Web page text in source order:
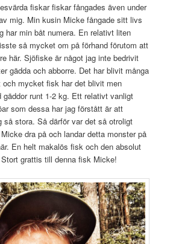
fiskar fiskar fångades även under
mig. Min kusin Micke fångade sitt livs
har min båt numera. En relativt liten
så mycket om på förhand förutom att
här. Sjöfiske är något jag inte bedrivit
gädda och abborre. Det har blivit många
och mycket fisk har det blivit men
runt 1-2 kg. Ett relativt vanligt
som dessa har jag förstått är att
så stora. Så därför var det så otroligt
dra på och landar detta monster på
En helt makalös fisk och den absolut
grattis till denna fisk Micke!